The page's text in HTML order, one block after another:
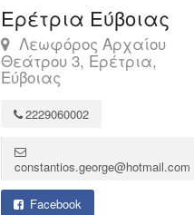
Ερέτρια Εύβοιας
Λεωφόρος Αρχαίου
Θεάτρου 3, Ερέτρια,
Εύβοιας
2229060002
constantios.george@hotmail.com
Facebook